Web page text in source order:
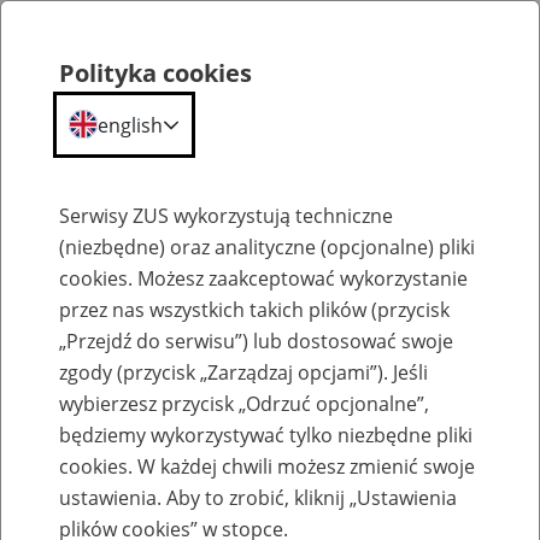
Szkolenia
Zaproś ZUS do siebie: Aktywni 50+
Polityka cookies
english
Serwisy ZUS wykorzystują techniczne
(niezbędne) oraz analityczne (opcjonalne) pliki
cookies. Możesz zaakceptować wykorzystanie
przez nas wszystkich takich plików (przycisk
„Przejdź do serwisu”) lub dostosować swoje
zgody (przycisk „Zarządzaj opcjami”). Jeśli
wybierzesz przycisk „Odrzuć opcjonalne”,
będziemy wykorzystywać tylko niezbędne pliki
cookies. W każdej chwili możesz zmienić swoje
ustawienia. Aby to zrobić, kliknij „Ustawienia
plików cookies” w stopce.